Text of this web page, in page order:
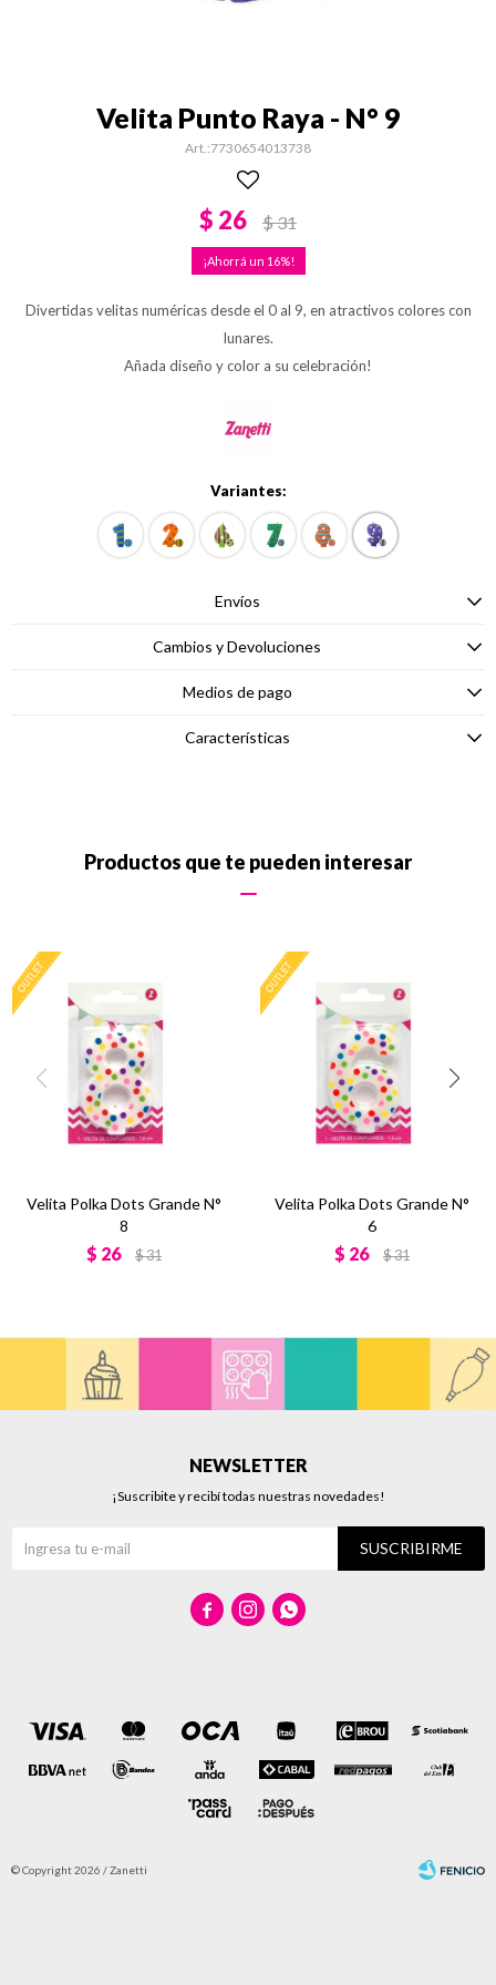
Velita Punto Raya - N° 9
7730654013738
$ 26 $31
16
Divertidas velitas numéricas desde el 0 al 9, en atractivos colores con
lunares.
Añada diseño y color a su celebración!
Variantes:
Envíos
Cambios y Devoluciones
Medios de pago
Características
Productos que te pueden interesar
Velita Polka Dots Grande N°
8
$ 26 $31
Velita Polka Dots Grande N°
6
$ 26 $31
NEWSLETTER
¡Suscribite y recibí todas nuestras novedades!
SUSCRIBIRME
  
© Copyright 2026 / Zanetti